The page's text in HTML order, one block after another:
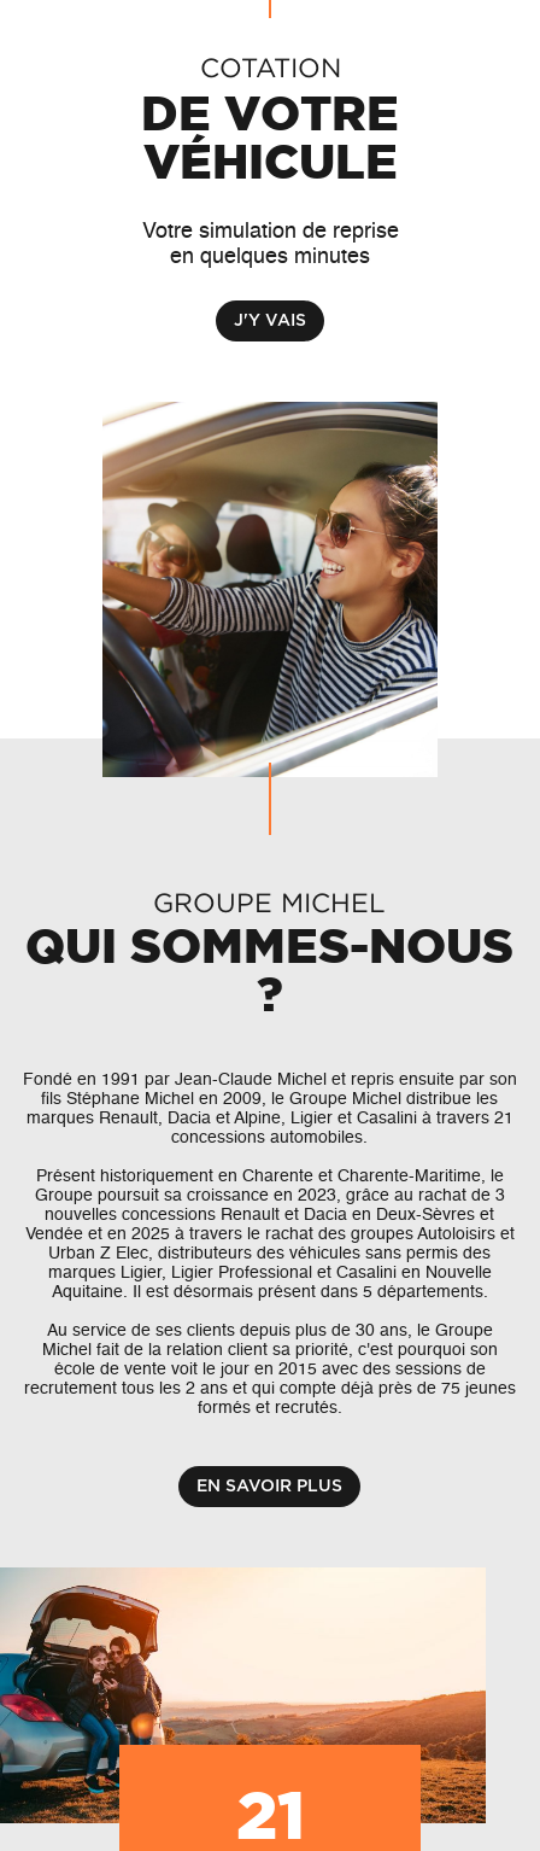
COTATION
DE VOTRE
VÉHICULE
Votre simulation de reprise
en quelques minutes
J'Y VAIS
21
GROUPE MICHEL
QUI SOMMES-NOUS
?
Fondé en 1991 par Jean-Claude Michel et repris ensuite par son
fils Stéphane Michel en 2009, le Groupe Michel distribue les
marques Renault, Dacia et Alpine, Ligier et Casalini à travers 21
concessions automobiles.
Présent historiquement en Charente et Charente-Maritime, le
Groupe poursuit sa croissance en 2023, grâce au rachat de 3
nouvelles concessions Renault et Dacia en Deux-Sèvres et
Vendée et en 2025 à travers le rachat des groupes Autoloisirs et
Urban Z Elec, distributeurs des véhicules sans permis des
marques Ligier, Ligier Professional et Casalini en Nouvelle
Aquitaine. Il est désormais présent dans 5 départements.
Au service de ses clients depuis plus de 30 ans, le Groupe
Michel fait de la relation client sa priorité, c'est pourquoi son
école de vente voit le jour en 2015 avec des sessions de
recrutement tous les 2 ans et qui compte déjà près de 75 jeunes
formés et recrutés.
EN SAVOIR PLUS